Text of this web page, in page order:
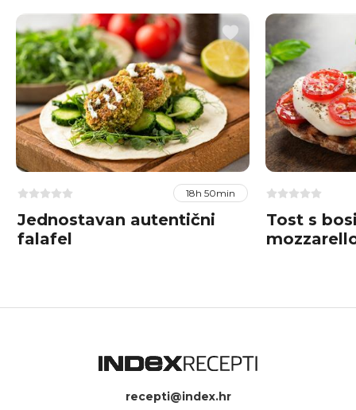
18h 50min
Jednostavan autentični
falafel
Tost s
recepti@index.hr